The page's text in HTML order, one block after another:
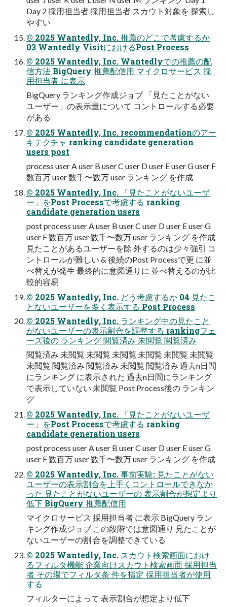
Day 2 採用担当者 採用担当者 スカウト対象を 探索し
やすい
© 2025 Wantedly, Inc. 推薦のどこで考慮するか
03 Wantedly VisitにおけるPost Process
© 2025 Wantedly, Inc. Wantedlyでの推薦の配
信方法 BigQuery 推薦配信用 マイクロサービス 採
用担当者 に表示
BigQuery ランキング作成ジョブ 「見たことがない
ユーザー」の表示量について コントロールする必要
がある
© 2025 Wantedly, Inc. recommendationのアー
キテクチャ ranking candidate generation
users post
process user A user B user C user D user E user G user F
数百万 user 数千〜数万 user ランキング を作成
© 2025 Wantedly, Inc. 「見たことがないユーザ
ー」をPost Processで考慮する ranking
candidate generation users
post process user A user B user C user D user E user G
user F 数百万 user 数千〜数万 user ランキング を作成
見たことがあるユーザーを除 外するのは少々強引 コ
ントロールが難しい & 後続のPost Processで更 に並
べ替えが発生 最終的に意図通りに 並べ替えるのが比
較的容易
© 2025 Wantedly, Inc. どう考慮するか 04 見たこ
とないユーザーを多く表示する Post Process
© 2025 Wantedly, Inc. ランキング中の見たこと
がないユーザーの表示割合を調整する rankingフェ
ーズ後の ランキング 閲覧済み 未閲覧 閲覧済み
閲覧済み 未閲覧 未閲覧 未閲覧 未閲覧 未閲覧 未閲覧
未閲覧 閲覧済み 閲覧済み 未閲覧 閲覧済み 過去n日間
にランキング に表示された 過去n日間にランキング
で表示していない 未閲覧 Post Process後の ランキン
グ
© 2025 Wantedly, Inc. 「見たことがないユーザ
ー」をPost Processで考慮する ranking
candidate generation users
post process user A user B user C user D user E user G
user F 数百万 user 数千〜数万 user ランキング を作成
© 2025 Wantedly, Inc. 事前実験: 見たことがない
ユーザーの表示割合を上手くコントロールできなか
った 見たことがないユーザーの 表示割合が想定より
低下 BigQuery 推薦配信用
マイクロサービス 採用担当者 に表示 BigQuery ラン
キング作成ジョブ この段階では意図通り 見たことが
ないユーザーの割 合を調整できている
© 2025 Wantedly, Inc. スカウト検索画面におけ
るフィルタ機能 企業向けスカウト検索画面 採用担当
者 その場でフィルタ条 件を指定 採用担当者が使用
する
フィルターによって 表示割合が想定より低下